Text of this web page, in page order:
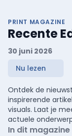
PRINT MAGAZINE
Recente
30 juni 2026
Nu lezen
Ontdek de
inspirerende
visuals. Laat je
actuele
In dit magazine